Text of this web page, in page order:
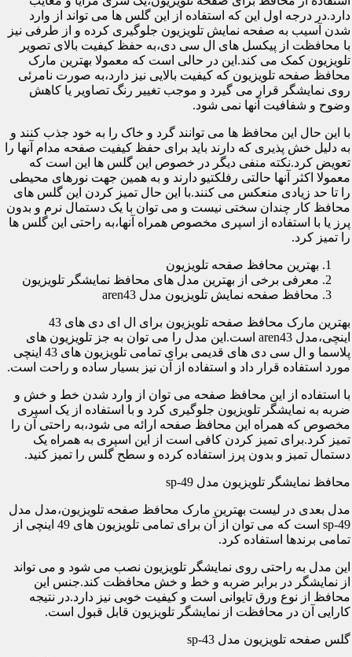
دارد.در درجه اول این که استفاده از این گلس ها می تواند از وارد
شدن آسیب به صفحه نمایش تلویزیون جلوگیری کرده و از طرفی نیز
با محافظت از پیکسل های ال سی دی،به حفظ کیفیت بالای تصویر
تلویزیون کمک می کند.این در حالی است که معمولا بهترین مارک
محافظ صفحه تلویزیون که کیفیت بالایی نیز دارد،به صورت نامرئی
روی نمایشگر قرار می گیرد و موجب تغییر رنگ تصاویر یا کاهش
وضوح و شفافیت آنها نمی شود.
با این حال این محافظ ها می توانند گرد و خاک را به خود جذب کنند و
به دلیل خش پذیری که دارند باید برای حفظ کیفیت صفحه مدام آنها را
تعویض کرد.نکته منفی دیگر در خصوص این گلس ها این است که
معمولا اکثر آنها حالتی رفلکتیو دارند و به همین جهت نورهای محیطی
را تا حد زیادی منعکس می کنند.با این حال تمیز کردن این گلس های
محافظ کار چندان سختی نیست و می توان با یک دستمال نرم و بدون
پرز یا با استفاده از اسپری مخصوص همراه آنها،به راحتی این گلس ها
را تمیز کرد.
بهترین محافظ صفحه تلویزیون
معرفی برخی از بهترین مدل های محافظ نمایشگر تلویزیون
محافظ صفحه نمایش تلویزیون مدل aren43
بهترین مارک محافظ صفحه تلویزیون برای ال ای دی های 43
اینچی،مدل aren43 است.این مدل را می توان به جز تلویزیون های
پلاسما و ال سی دی های قدیمی برای تمامی تلویزیون های 43 اینچی
مورد استفاده قرار داد و استفاده از آن نیز بسیار ساده و راحت است.
با استفاده از این محافظ صفحه می توان از وارد شدن خط و خش و
ضربه به نمایشگر تلویزیون جلوگیری کرد و با استفاده از یک اسپری
مخصوص که همراه این محافظ صفحه ارائه می شود،به راحتی آن را
تمیز کرد.برای تمیز کردن کافی است از این اسپری به همراه یک
دستمال تمیز و بدون پرز استفاده کرده و سطح گلس را تمیز کنید.
محافظ نمایشگر تلویزیون مدل sp-49
مدل بعدی در لیست بهترین مارک محافظ صفحه تلویزیون،مدل مدل
sp-49 است که می توان از آن برای تمامی تلویزیون های 49 اینچی از
تمامی برندها استفاده کرد.
این مدل به راحتی روی نمایشگر تلویزیون نصب می شود و می تواند
از نمایشگر در برابر ضربه و خط و خش محافظت کند.جنس این
محافظ از نوع ورق تایوانی است و کیفیت خوبی نیز دارد.در نتیجه
کارایی آن در محافظت از نمایشگر تلویزیون قابل قبول است.
گلس صفحه تلویزیون مدل sp-43